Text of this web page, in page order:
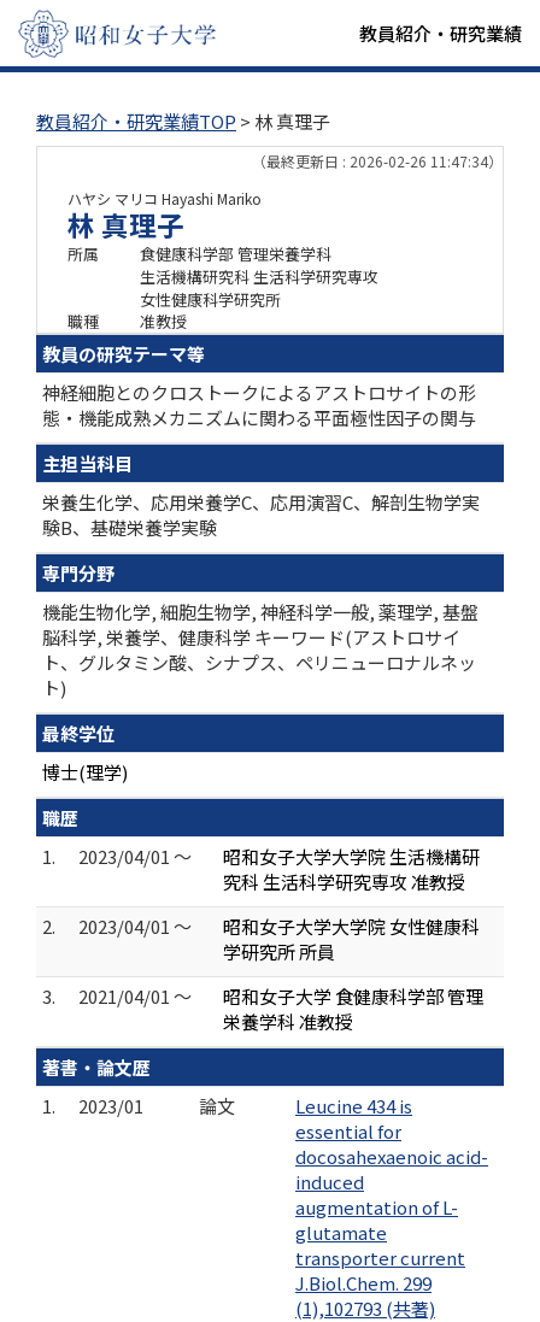
教員紹介・研究業績
教員紹介・研究業績TOP > 林 真理子
（最終更新日 : 2026-02-26 11:47:34）
ハヤシ マリコ Hayashi Mariko
林 真理子
所属
食健康科学部 管理栄養学科
生活機構研究科 生活科学研究専攻
女性健康科学研究所
職種
准教授
教員の研究テーマ等
神経細胞とのクロストークによるアストロサイトの形
態・機能成熟メカニズムに関わる平面極性因子の関与
主担当科目
栄養生化学、応用栄養学C、応用演習C、解剖生物学実
験B、基礎栄養学実験
専門分野
機能生物化学, 細胞生物学, 神経科学一般, 薬理学, 基盤
脳科学, 栄養学、健康科学 キーワード(アストロサイ
ト、グルタミン酸、シナプス、ペリニューロナルネッ
ト)
最終学位
博士(理学)
職歴
1.
2023/04/01 ～
昭和女子大学大学院 生活機構研
究科 生活科学研究専攻 准教授
2.
2023/04/01 ～
昭和女子大学大学院 女性健康科
学研究所 所員
3.
2021/04/01 ～
昭和女子大学 食健康科学部 管理
栄養学科 准教授
著書・論文歴
1.
2023/01 論文
Leucine 434 is
essential for
docosahexaenoic acid-
induced
augmentation of L-
glutamate
transporter current
J.Biol.Chem. 299
(1),102793 (共著)